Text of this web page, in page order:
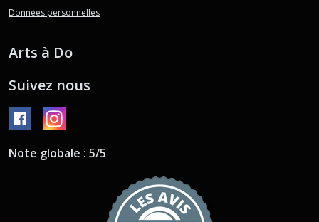
Données personnelles
Arts à Do
Suivez nous
Note globale : 5/5